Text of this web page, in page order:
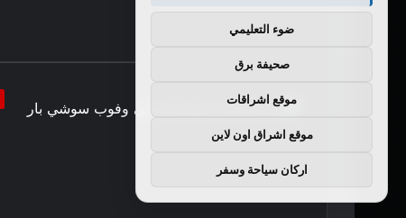
ضوء التعليمي
صحيفة برق
موقع اشراقات
موقع اشراق اون لاين
اركان سياحة وسفر